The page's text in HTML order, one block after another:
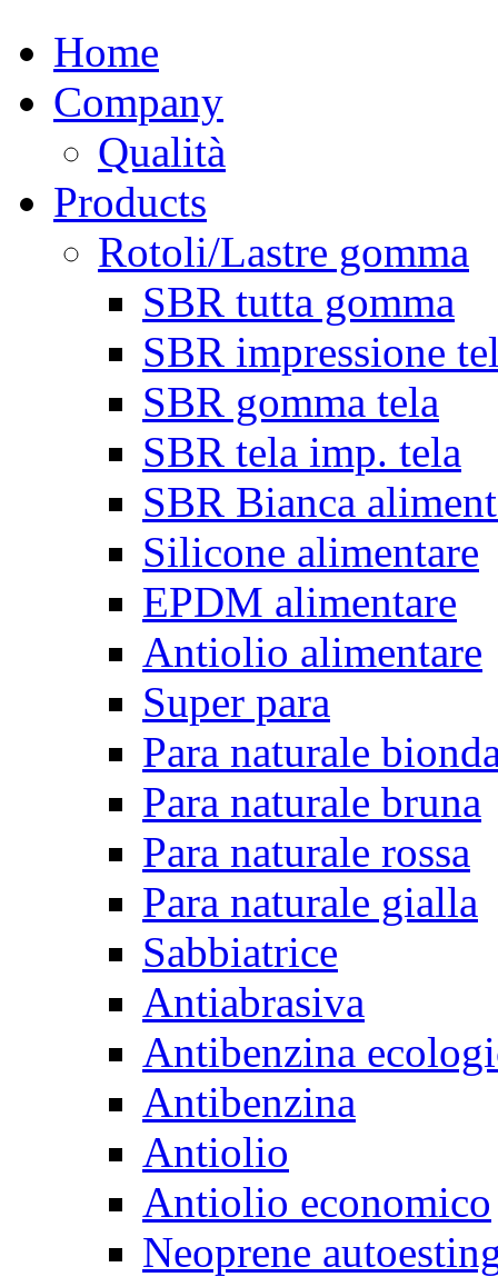
Home
Company
Qualità
Products
Rotoli/Lastre gomma
SBR tutta gomma
SBR impressione
SBR gomma tela
SBR tela imp. tela
SBR Bianca
Silicone alimentare
EPDM alimentare
Antiolio alimentare
Super para
Para naturale
Para naturale bruna
Para naturale rossa
Para naturale gialla
Sabbiatrice
Antiabrasiva
Antibenzina
Antibenzina
Antiolio
Antiolio economico
Neoprene